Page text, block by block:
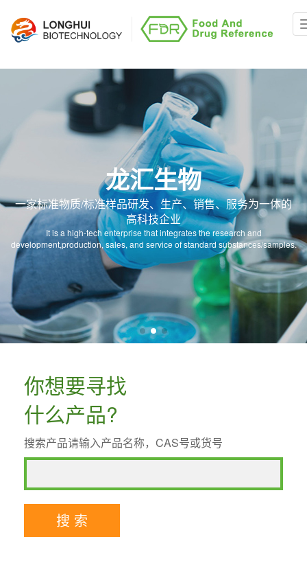
龙汇生物
一家标准物质/标准样品研发、生产、销售、服务为一体的
高科技企业
It is a high-tech enterprise that integrates the research and
development,production, sales, and service of standard substances/samples.
你想要寻找
什么产品?
搜索产品请输入产品名称，CAS号或货号